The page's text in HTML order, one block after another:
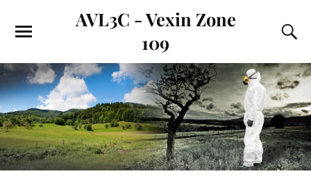
AVL3C - Vexin Zone
109